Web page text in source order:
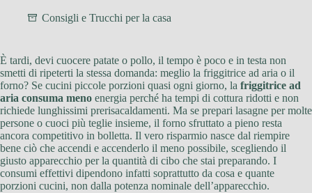
Consigli e Trucchi per la casa
È tardi, devi cuocere patate o pollo, il tempo è poco e in testa non
smetti di ripeterti la stessa domanda: meglio la friggitrice ad aria o il
forno? Se cucini piccole porzioni quasi ogni giorno, la friggitrice ad
aria consuma meno energia perché ha tempi di cottura ridotti e non
richiede lunghissimi prerisacaldamenti. Ma se prepari lasagne per molte
persone o cuoci più teglie insieme, il forno sfruttato a pieno resta
ancora competitivo in bolletta. Il vero risparmio nasce dal riempire
bene ciò che accendi e accenderlo il meno possibile, scegliendo il
giusto apparecchio per la quantità di cibo che stai preparando. I
consumi effettivi dipendono infatti soprattutto da cosa e quante
porzioni cucini, non dalla potenza nominale dell’apparecchio.